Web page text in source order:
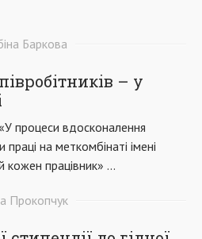
Баркова
– у
процеси вдосконалення
на меткомбінаті імені
кожен працівник» ...
Прокопчук